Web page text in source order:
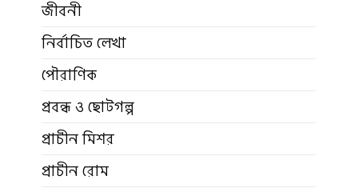
জীবনী
নির্বাচিত লেখা
পৌরাণিক
প্রবন্ধ ও ছোটগল্প
প্রাচীন মিশর
প্রাচীন রোম